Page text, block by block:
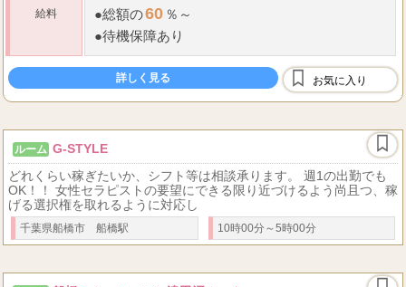
給料
●総額の60 ％～
●待機保障あり
詳しく見る お気に入り
ルーム G-STYLE
どれくらい稼ぎたいか、シフト等は相談承ります。 週1の出勤でも
OK！！ 女性セラピストの要望にできる限り近づけるよう尚且つ、稼
げる選択権を取れるように対応し
千葉県船橋市 船橋駅 10時00分～5時00分